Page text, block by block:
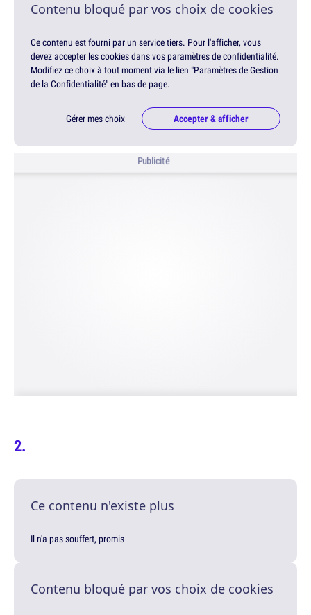
Contenu bloqué par vos choix de cookies
Ce contenu est fourni par un service tiers. Pour l'afficher, vous
devez accepter les cookies dans vos paramètres de confidentialité.
Modifiez ce choix à tout moment via le lien "Paramètres de Gestion
de la Confidentialité" en bas de page.
Gérer mes choix Accepter & afficher
Publicité
Ce contenu n'existe plus
Il n'a pas souffert, promis
Contenu bloqué par vos choix de cookies